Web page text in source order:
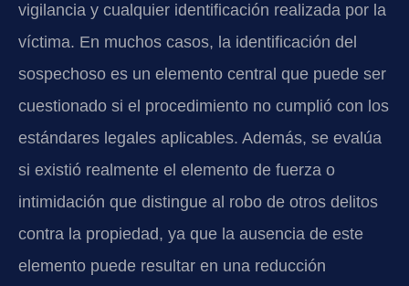
vigilancia y cualquier identificación realizada por la
víctima. En muchos casos, la identificación del
sospechoso es un elemento central que puede ser
cuestionado si el procedimiento no cumplió con los
estándares legales aplicables. Además, se evalúa
si existió realmente el elemento de fuerza o
intimidación que distingue al robo de otros delitos
contra la propiedad, ya que la ausencia de este
elemento puede resultar en una reducción